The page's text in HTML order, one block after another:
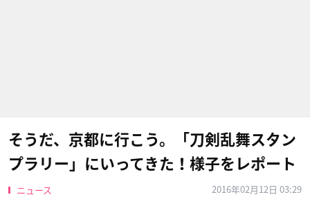
そうだ、京都に行こう。「刀剣乱舞スタン
プラリー」にいってきた！様子をレポート
ニュース 2016年02月12日 03:29